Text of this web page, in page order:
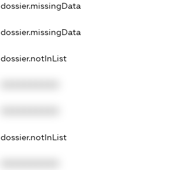
dossier.missingData
dossier.missingData
dossier.notInList
dossier.notInList